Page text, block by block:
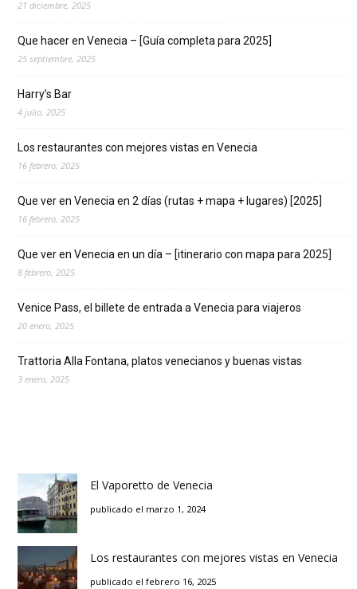
21 diciembre, 2025
Que hacer en Venecia – [Guía completa para 2025]
25 septiembre, 2025
Harry’s Bar
4 julio, 2025
Los restaurantes con mejores vistas en Venecia
16 febrero, 2025
Que ver en Venecia en 2 días (rutas + mapa + lugares) [2025]
16 febrero, 2025
Que ver en Venecia en un día – [itinerario con mapa para 2025]
8 febrero, 2025
Venice Pass, el billete de entrada a Venecia para viajeros
20 enero, 2025
Trattoria Alla Fontana, platos venecianos y buenas vistas
3 enero, 2025
El Vaporetto de Venecia
publicado el marzo 1, 2024
Los restaurantes con mejores vistas en Venecia
publicado el febrero 16, 2025